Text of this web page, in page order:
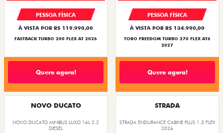
PESSOA FÍSICA
À VISTA POR R$ 119.990,00
FASTBACK TURBO 200 FLEX AT 2026
Quero agora!
PESSOA FÍSICA
À VISTA POR R$ 134.990,00
TORO FREEDOM TURBO 270 FLEX AT6
2027
Quero agora!
NOVO DUCATO
NOVO DUCATO MINIBUS LUXO 16L 2.2
DIESEL
STRADA
STRADA ENDURANCE CABINE PLUS 1.3 FLEX
2026